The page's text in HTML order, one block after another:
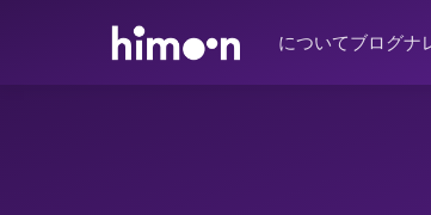
についてブログナ